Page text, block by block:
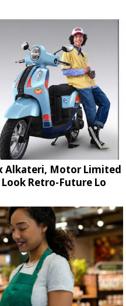
Alkateri, Motor Limited
Retro-Future Lo